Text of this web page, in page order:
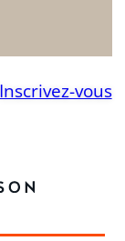
Inscrivez-vous